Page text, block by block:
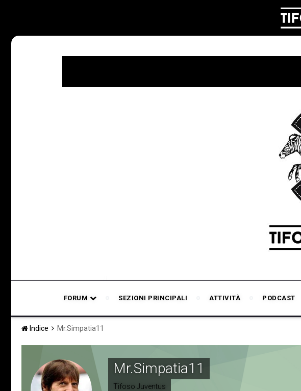
FORUM SEZIONI PRINCIPALI ATTIVITÀ PODCAST
Indice Mr.Simpatia11
Mr.Simpatia11
Tifoso Juventus